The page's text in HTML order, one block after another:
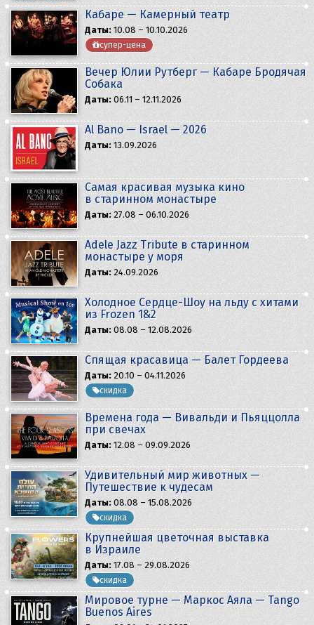
Кабаре — Камерный театр
Даты: 10.08 – 10.10.2026
супер-цена
Вечер Юлии Рутберг — Кабаре Бродячая
Собака
Даты: 06.11 – 12.11.2026
Al Bano — Israel — 2026
Даты: 13.09.2026
Самая красивая музыка кино
в старинном монастыре
Даты: 27.08 – 06.10.2026
Adele Jazz Tribute в старинном
монастыре у моря
Даты: 24.09.2026
Холодное Сердце-Шоу на льду с хитами
из Frozen 1&2
Даты: 08.08 – 12.08.2026
Спящая красавица — Балет Гордеева
Даты: 20.10 – 04.11.2026
скидка
Времена года — Вивальди и Пьяццолла
при свечах
Даты: 12.08 – 09.09.2026
Удивительный мир животных —
Путешествие к чудесам
Даты: 08.08 – 15.08.2026
скидка
Крупнейшая цветочная выставка
в Израиле
Даты: 17.08 – 29.08.2026
скидка
Мировое турне — Маркос Аяла — Tango
Buenos Aires